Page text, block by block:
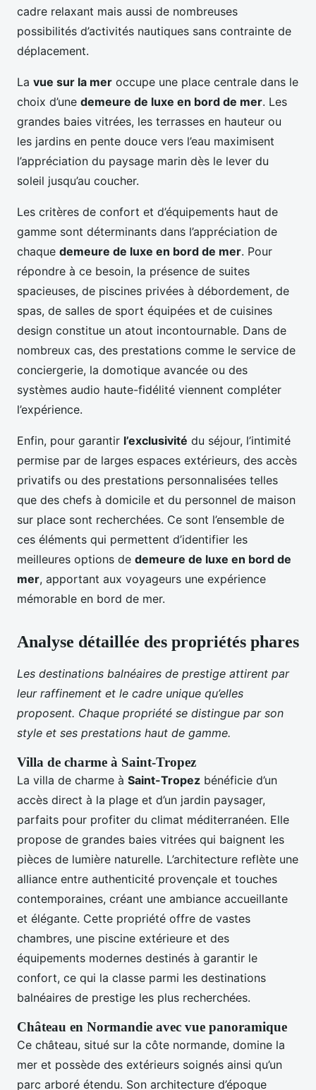
cadre relaxant mais aussi de nombreuses
possibilités d’activités nautiques sans contrainte de
déplacement.
La vue sur la mer occupe une place centrale dans le
choix d’une demeure de luxe en bord de mer. Les
grandes baies vitrées, les terrasses en hauteur ou
les jardins en pente douce vers l’eau maximisent
l’appréciation du paysage marin dès le lever du
soleil jusqu’au coucher.
Les critères de confort et d’équipements haut de
gamme sont déterminants dans l’appréciation de
chaque demeure de luxe en bord de mer. Pour
répondre à ce besoin, la présence de suites
spacieuses, de piscines privées à débordement, de
spas, de salles de sport équipées et de cuisines
design constitue un atout incontournable. Dans de
nombreux cas, des prestations comme le service de
conciergerie, la domotique avancée ou des
systèmes audio haute-fidélité viennent compléter
l’expérience.
Enfin, pour garantir l’exclusivité du séjour, l’intimité
permise par de larges espaces extérieurs, des accès
privatifs ou des prestations personnalisées telles
que des chefs à domicile et du personnel de maison
sur place sont recherchées. Ce sont l’ensemble de
ces éléments qui permettent d’identifier les
meilleures options de demeure de luxe en bord de
mer, apportant aux voyageurs une expérience
mémorable en bord de mer.
Analyse détaillée des propriétés phares
Les destinations balnéaires de prestige attirent par
leur raffinement et le cadre unique qu’elles
proposent. Chaque propriété se distingue par son
style et ses prestations haut de gamme.
Villa de charme à Saint-Tropez
La villa de charme à Saint-Tropez bénéficie d’un
accès direct à la plage et d’un jardin paysager,
parfaits pour profiter du climat méditerranéen. Elle
propose de grandes baies vitrées qui baignent les
pièces de lumière naturelle. L’architecture reflète une
alliance entre authenticité provençale et touches
contemporaines, créant une ambiance accueillante
et élégante. Cette propriété offre de vastes
chambres, une piscine extérieure et des
équipements modernes destinés à garantir le
confort, ce qui la classe parmi les destinations
balnéaires de prestige les plus recherchées.
Château en Normandie avec vue panoramique
Ce château, situé sur la côte normande, domine la
mer et possède des extérieurs soignés ainsi qu’un
parc arboré étendu. Son architecture d’époque